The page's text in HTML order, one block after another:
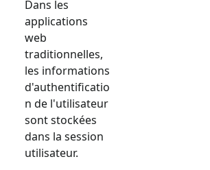
Dans les
applications
web
traditionnelles,
les informations
d'authentificatio
n de l'utilisateur
sont stockées
dans la session
utilisateur.